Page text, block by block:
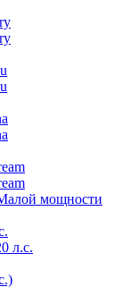
мощности
л.с.